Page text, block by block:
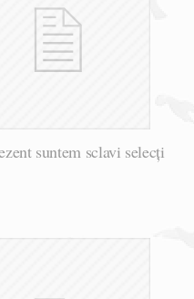
suntem sclavi selecți